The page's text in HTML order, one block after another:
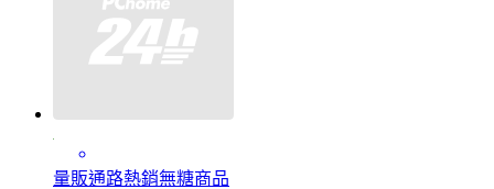
量販通路熱銷無糖商品